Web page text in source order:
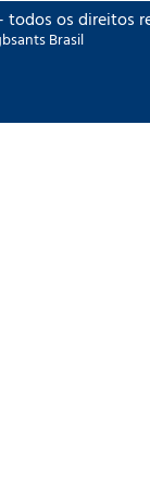
os direitos
Brasil